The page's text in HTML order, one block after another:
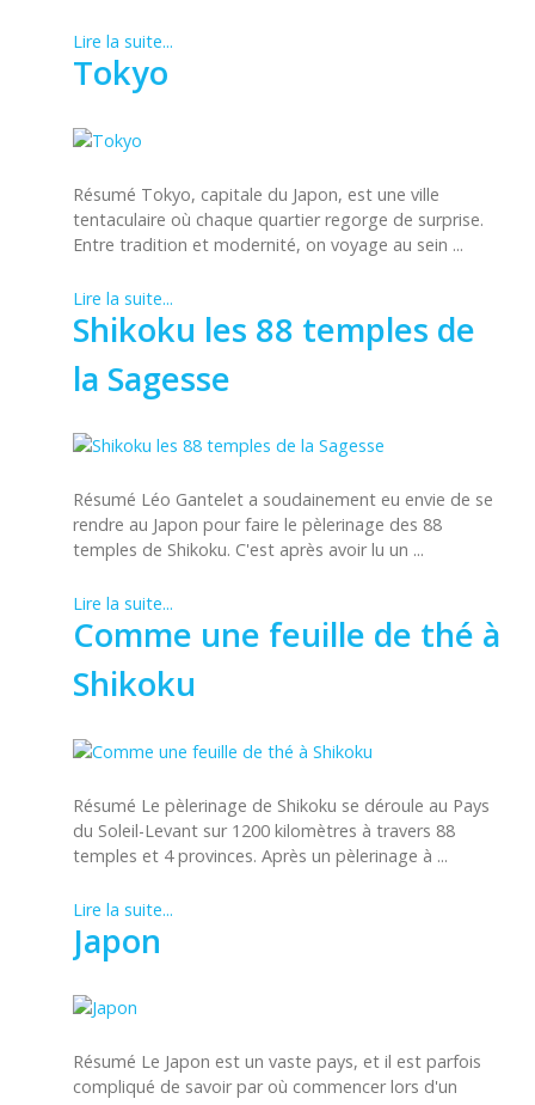
Lire la suite...
Tokyo
Résumé Tokyo, capitale du Japon, est une ville
tentaculaire où chaque quartier regorge de surprise.
Entre tradition et modernité, on voyage au sein ...
Lire la suite...
Shikoku les 88 temples de
la Sagesse
Résumé Léo Gantelet a soudainement eu envie de se
rendre au Japon pour faire le pèlerinage des 88
temples de Shikoku. C'est après avoir lu un ...
Lire la suite...
Comme une feuille de thé à
Shikoku
Résumé Le pèlerinage de Shikoku se déroule au Pays
du Soleil-Levant sur 1200 kilomètres à travers 88
temples et 4 provinces. Après un pèlerinage à ...
Lire la suite...
Japon
Résumé Le Japon est un vaste pays, et il est parfois
compliqué de savoir par où commencer lors d'un